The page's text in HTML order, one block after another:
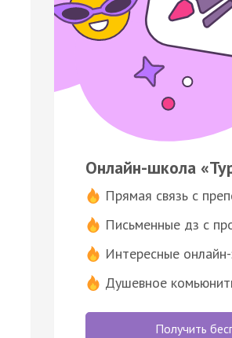
Онлайн-школа
Прямая связь с
Письменные дз с
Интересные
Душевное
Получить